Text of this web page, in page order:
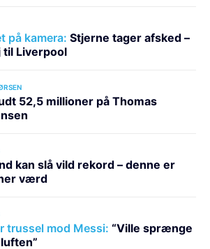
på kamera: Stjerne tager afsked –
til Liverpool
52,5 millioner på Thomas
kan slå vild rekord – denne er
værd
trussel mod Messi: “Ville sprænge